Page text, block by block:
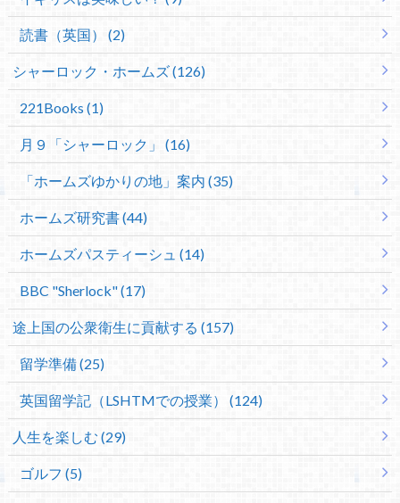
読書（英国） (2)
シャーロック・ホームズ (126)
221Books (1)
月９「シャーロック」 (16)
「ホームズゆかりの地」案内 (35)
ホームズ研究書 (44)
ホームズパスティーシュ (14)
BBC "Sherlock" (17)
途上国の公衆衛生に貢献する (157)
留学準備 (25)
英国留学記（LSHTMでの授業） (124)
人生を楽しむ (29)
ゴルフ (5)